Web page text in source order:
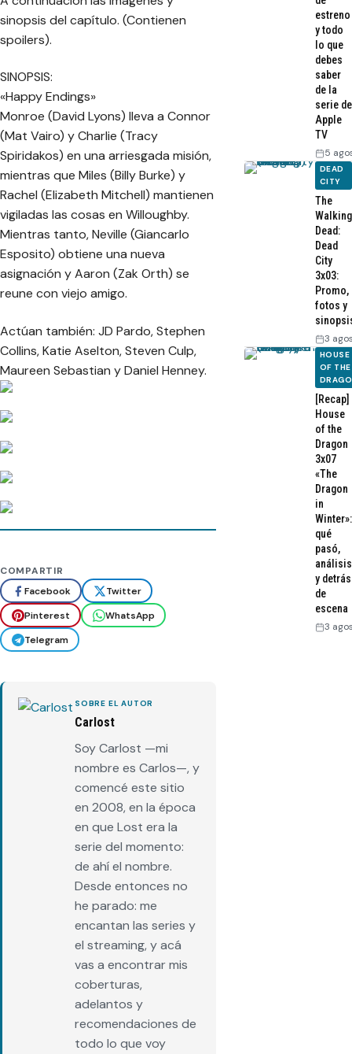
sinopsis del capítulo. (Contienen
spoilers).
SINOPSIS:
«Happy Endings»
Monroe (David Lyons) lleva a Connor
(Mat Vairo) y Charlie (Tracy
Spiridakos) en una arriesgada misión,
mientras que Miles (Billy Burke) y
Rachel (Elizabeth Mitchell) mantienen
vigiladas las cosas en Willoughby.
Mientras tanto, Neville (Giancarlo
Esposito) obtiene una nueva
asignación y Aaron (Zak Orth) se
reune con viejo amigo.
Actúan también: JD Pardo, Stephen
Collins, Katie Aselton, Steven Culp,
Maureen Sebastian y Daniel Henney.
COMPARTIR
Facebook
Twitter
Pinterest
WhatsApp
Telegram
SOBRE EL AUTOR
Carlost
Soy Carlost —mi
nombre es Carlos—, y
comencé este sitio
en 2008, en la época
en que Lost era la
serie del momento:
de ahí el nombre.
Desde entonces no
he parado: me
encantan las series y
el streaming, y acá
vas a encontrar mis
coberturas,
adelantos y
recomendaciones de
todo lo que voy
estreno
y todo
lo que
debes
saber
de la
serie de
Apple
TV
5
DEAD
CITY
The
Walking
Dead:
Dead
City
3x03:
Promo,
fotos y
3
HOUSE
OF THE
[Recap]
House
of the
Dragon
3x07
«The
Dragon
in
Winter»:
qué
pasó,
análisis
y detrás
de
escena
3